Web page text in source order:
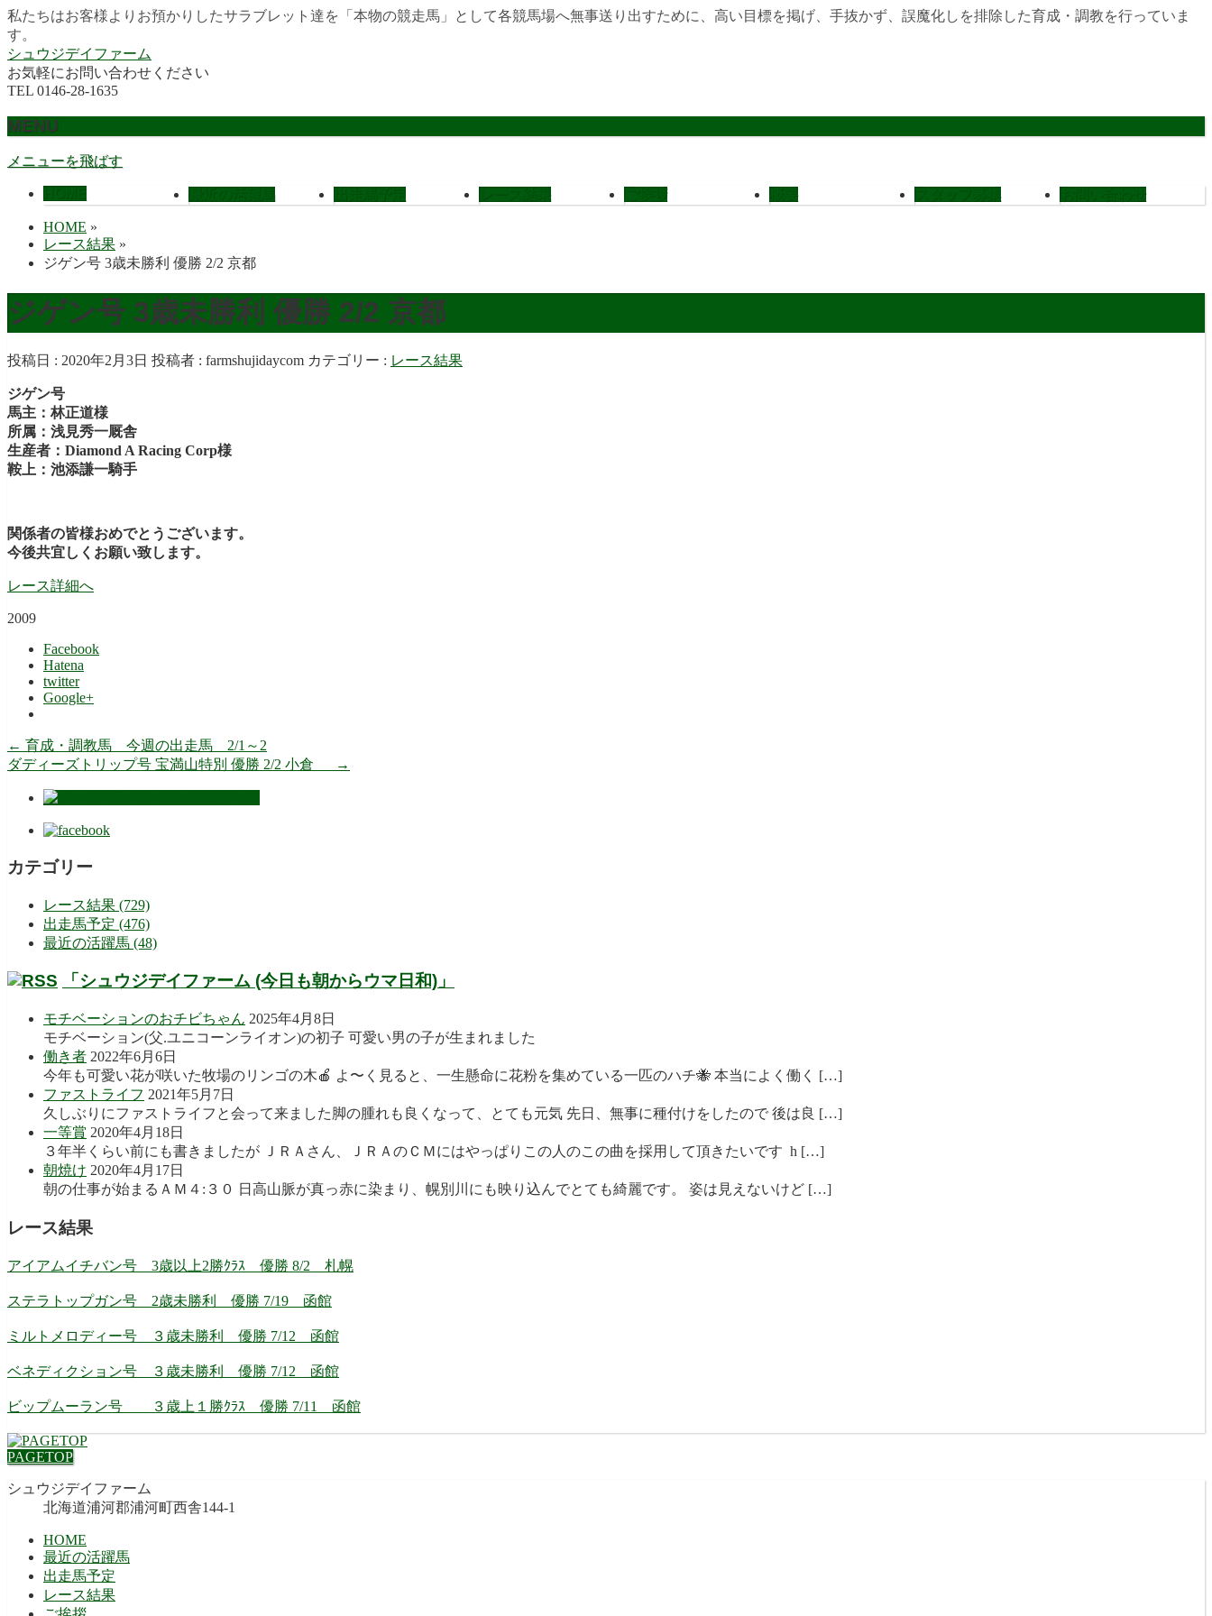
私たちはお客様よりお預かりしたサラブレット達を「本物の競走馬」として各競馬場へ無事送り出すために、高い目標を掲げ、手抜かず、誤魔化しを排除した育成・調教を行っていま
す。
シュウジデイファーム
お気軽にお問い合わせください
TEL 0146-28-1635
MENU
メニューを飛ばす
HOME »
レース結果 »
ジゲン号 3歳未勝利 優勝 2/2 京都
ジゲン号 3歳未勝利 優勝 2/2 京都
投稿日 : 2020年2月3日 投稿者 : farmshujidaycom カテゴリー : レース結果
ジゲン号
馬主：林正道様
所属：浅見秀一厩舎
生産者：Diamond A Racing Corp様
鞍上：池添謙一騎手
関係者の皆様おめでとうございます。
今後共宜しくお願い致します。
レース詳細へ
2009
Facebook
Hatena
twitter
Google+
← 育成・調教馬 今週の出走馬 2/1～2
ダディーズトリップ号 宝満山特別 優勝 2/2 小倉
→
カテゴリー
レース結果 (729)
出走馬予定 (476)
最近の活躍馬 (48)
「シュウジデイファーム (今日も朝からウマ日和)」
モチベーションのおチビちゃん 2025年4月8日
モチベーション(父.ユニコーンライオン)の初子 可愛い男の子が生まれました
働き者 2022年6月6日
今年も可愛い花が咲いた牧場のリンゴの木🍎 よ〜く見ると、一生懸命に花粉を集めている一匹のハチ🐝 本当によく働く […]
ファストライフ 2021年5月7日
久しぶりにファストライフと会って来ました脚の腫れも良くなって、とても元気 先日、無事に種付けをしたので 後は良 […]
一等賞 2020年4月18日
３年半くらい前にも書きましたが ＪＲＡさん、ＪＲＡのＣＭにはやっぱりこの人のこの曲を採用して頂きたいです h […]
朝焼け 2020年4月17日
朝の仕事が始まるＡＭ４:３０ 日高山脈が真っ赤に染まり、幌別川にも映り込んでとても綺麗です。 姿は見えないけど […]
レース結果
アイアムイチバン号 3歳以上2勝ｸﾗｽ 優勝 8/2 札幌
ステラトップガン号 2歳未勝利 優勝 7/19 函館
ミルトメロディー号 ３歳未勝利 優勝 7/12 函館
ベネディクション号 ３歳未勝利 優勝 7/12 函館
ビップムーラン号 ３歳上１勝ｸﾗｽ 優勝 7/11 函館
PAGETOP
シュウジデイファーム
北海道浦河郡浦河町西舎144-1
HOME
最近の活躍馬
出走馬予定
レース結果